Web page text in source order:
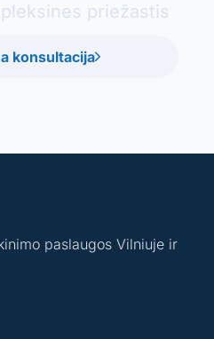
priežastis
konsultacija
paslaugos Vilniuje ir